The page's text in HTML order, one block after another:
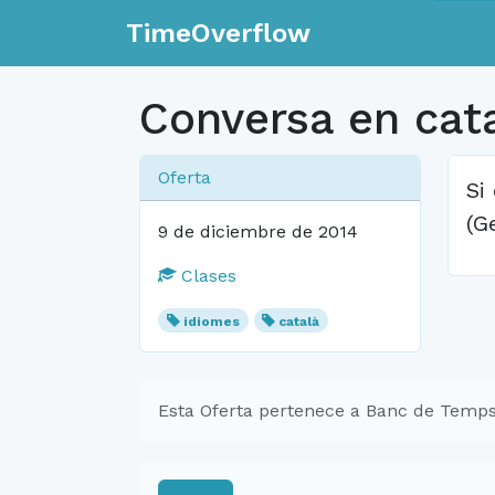
TimeOverflow
Conversa en
Oferta
9 de diciembre de 2014
Clases
idiomes català
Si
Esta Oferta pertenece a Banc de